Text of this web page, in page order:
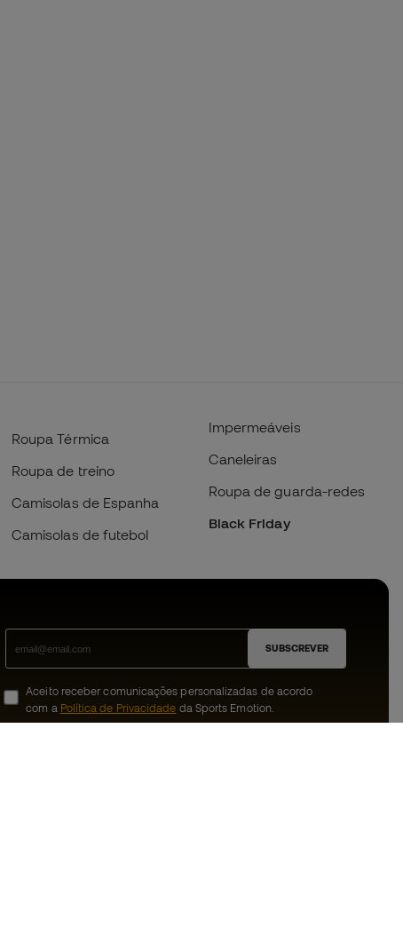
Roupa Térmica
Roupa de treino
Camisolas de Espanha
Camisolas de futebol
Impermeáveis
Caneleiras
Roupa de guarda-redes
Black Friday
SUBSCREVER
Aceito receber comunicações personalizadas de acordo
com a Política de Privacidade da Sports Emotion.